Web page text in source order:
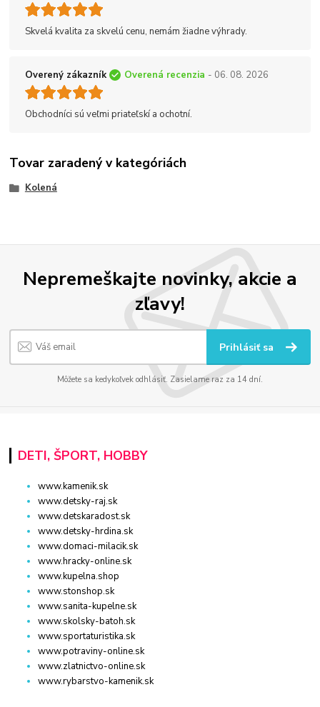
Skvelá kvalita za skvelú cenu, nemám žiadne výhrady.
Overený zákazník Overená recenzia - 06. 08. 2026
Obchodníci sú veľmi priateľskí a ochotní.
Tovar zaradený v kategóriách
Kolená
Nepremeškajte novinky, akcie a
zľavy!
Prihlásiť sa
Môžete sa kedykoľvek odhlásiť. Zasielame raz za 14 dní.
DETI, ŠPORT, HOBBY
www.kamenik.sk
www.detsky-raj.sk
www.detskaradost.sk
www.detsky-hrdina.sk
www.domaci-milacik.sk
www.hracky-online.sk
www.kupelna.shop
www.stonshop.sk
www.sanita-kupelne.sk
www.skolsky-batoh.sk
www.sportaturistika.sk
www.potraviny-online.sk
www.zlatnictvo-online.sk
www.rybarstvo-kamenik.sk